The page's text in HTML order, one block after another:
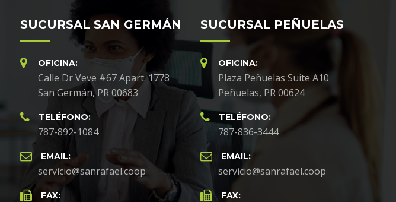
SUCURSAL SAN GERMÁN
OFICINA:
Calle Dr Veve #67 Apart. 1778
San Germán, PR 00683
TELÉFONO:
787-892-1084
EMAIL:
servicio@sanrafael.coop
FAX:
SUCURSAL PEÑUELAS
OFICINA:
Plaza Peñuelas Suite A10
Peñuelas, PR 00624
TELÉFONO:
787-836-3444
EMAIL:
servicio@sanrafael.coop
FAX: